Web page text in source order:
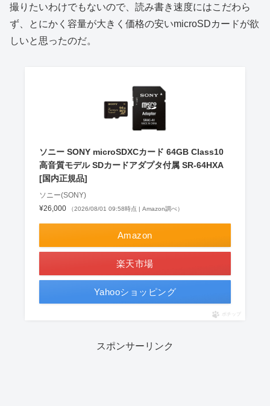
撮りたいわけでもないので、読み書き速度にはこだわら
ず、とにかく容量が大きく価格の安いmicroSDカードが欲
しいと思ったのだ。
ソニー SONY microSDXCカード 64GB Class10
高音質モデル SDカードアダプタ付属 SR-64HXA
[国内正規品]
ソニー(SONY)
¥26,000
（2026/08/01 09:58時点 | Amazon調べ）
Amazon
楽天市場
Yahooショッピング
ポチップ
スポンサーリンク